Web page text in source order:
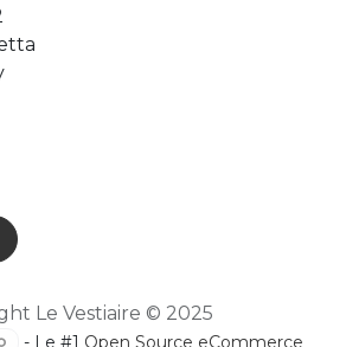
Le Vestiaire © 2025
- Le #1 Open Source eCommerce